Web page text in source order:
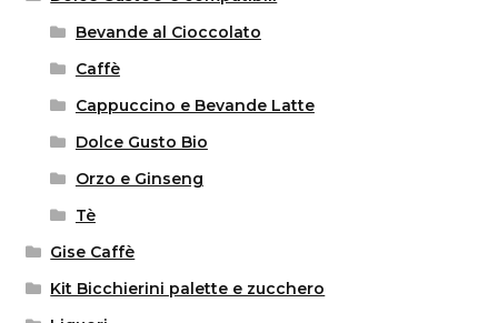
Bevande al Cioccolato
Caffè
Cappuccino e Bevande Latte
Dolce Gusto Bio
Orzo e Ginseng
Tè
Gise Caffè
Kit Bicchierini palette e zucchero